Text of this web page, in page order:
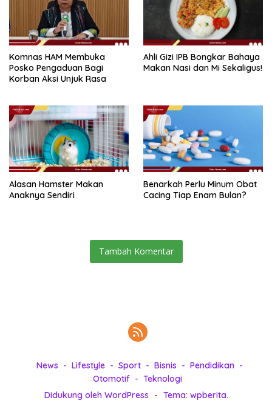
Komnas HAM Membuka
Posko Pengaduan Bagi
Korban Aksi Unjuk Rasa
Ahli Gizi IPB Bongkar Bahaya
Makan Nasi dan Mi Sekaligus!
Alasan Hamster Makan
Anaknya Sendiri
Benarkah Perlu Minum Obat
Cacing Tiap Enam Bulan?
Tambah Komentar
News Lifestyle Sport Bisnis
Pendidikan
Otomotif
Teknologi
Didukung oleh WordPress
- Tema: wpberita.